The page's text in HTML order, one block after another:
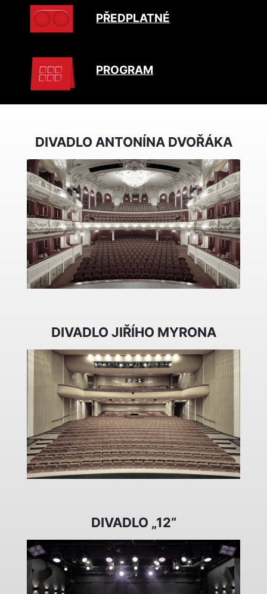
PŘEDPLATNÉ
PROGRAM
DIVADLO ANTONÍNA DVOŘÁKA
DIVADLO JIŘÍHO MYRONA
DIVADLO „12“